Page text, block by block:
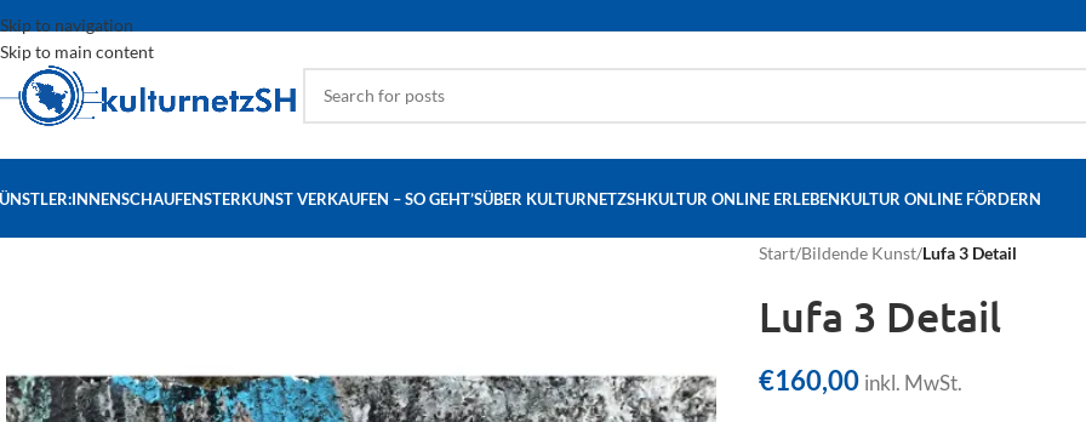
Skip to navigation
Skip to main content
SCHAUFENSTERKUNST VERKAUFEN – SO GEHT’SÜBER KULTURNETZSHKULTUR ONLINE ERLEBENKULTUR ONLINE FÖRDERN
Start/Bildende Kunst/Lufa 3 Detail
Lufa 3 Detail
€160,00 inkl. MwSt.